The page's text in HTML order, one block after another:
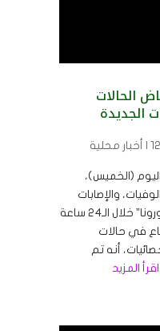
الحالات
الجديدة
(الخميس)،
والإصابات
الجديدة المسجلة بفيروس “كورونا” خلال الـ24 ساعة
في حالات
أنه تم
اقرأ المزيد